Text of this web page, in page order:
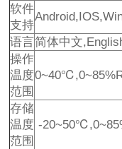
软件
支持
语言简体中文
操作
温度
范围
存储
温度
范围
-